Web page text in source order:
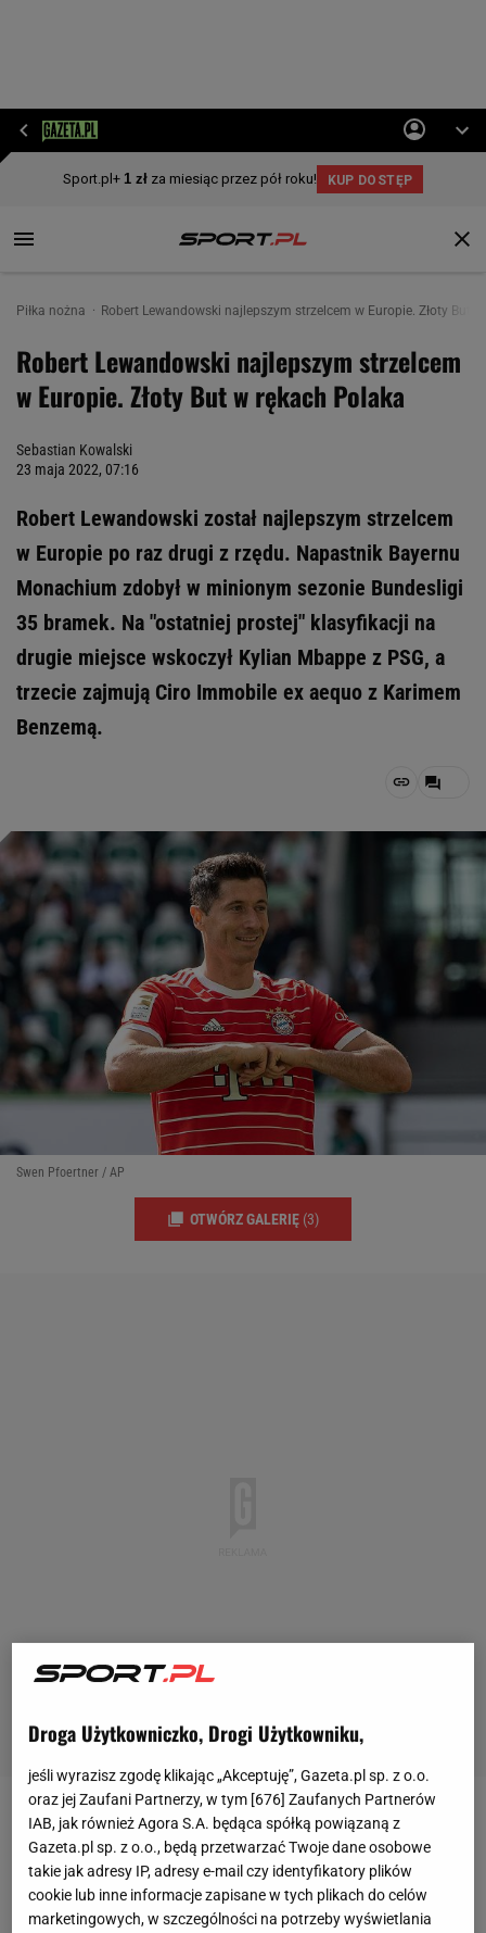
Piłka nożna Robert Lewandowski najlepszym strzelcem w Europie. Złoty But
Robert Lewandowski najlepszym strzelcem
w Europie. Złoty But w rękach Polaka
Sebastian Kowalski
23 maja 2022, 07:16
Robert Lewandowski został najlepszym strzelcem
w Europie po raz drugi z rzędu. Napastnik Bayernu
Monachium zdobył w minionym sezonie Bundesligi
35 bramek. Na "ostatniej prostej" klasyfikacji na
drugie miejsce wskoczył Kylian Mbappe z PSG, a
trzecie zajmują Ciro Immobile ex aequo z Karimem
Benzemą.
Swen Pfoertner / AP
OTWÓRZ GALERIĘ (3)
Robert Lewandowski świętował przed rokiem swój
najlepszy sezon w Bundeslidze pod względem
strzeleckim.Napastnik Bayernu Monachium strzelił
41 goli, czyli o jeden więcej od historycznego rekordu
Droga Użytkowniczko, Drogi Użytkowniku,
jeśli wyrazisz zgodę klikając „Akceptuję”, Gazeta.pl sp. z o.o.
oraz jej Zaufani Partnerzy, w tym [676] Zaufanych Partnerów
IAB, jak również Agora S.A. będąca spółką powiązaną z
Gazeta.pl sp. z o.o., będą przetwarzać Twoje dane osobowe
takie jak adresy IP, adresy e-mail czy identyfikatory plików
cookie lub inne informacje zapisane w tych plikach do celów
marketingowych, w szczególności na potrzeby wyświetlania